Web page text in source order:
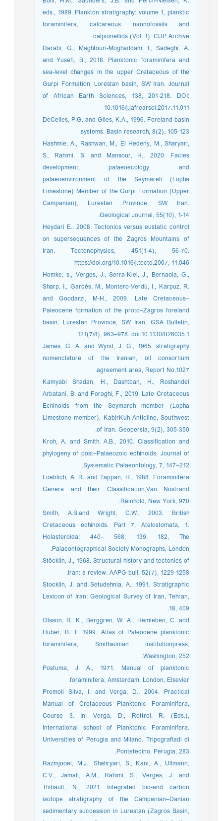
eds., 1989. Plankton stratigraphy: volume 1, planktic
foraminifera, calcareous nannofossils and
calpionellids (Vol. 1). CUP Archive.
Darabi, G., Maghfouri-Moghaddam, I., Sadeghi, A.
and Yusefi, B., 2018. Planktonic foraminifera and
sea-level changes in the upper Cretaceous of the
Gurpi Formation, Lorestan basin, SW Iran. Journal
of African Earth Sciences, 138, 201-218. DOI:
10.1016/j.jafrearsci.2017.11.011
DeCelles, P.G. and Giles, K.A., 1996. Foreland basin
systems. Basin research, 8(2), 105-123.
Hashmie, A., Rashwan, M., El Hedeny, M., Sharyari,
S., Rahimi, S. and Mansour, H., 2020. Facies
development, palaeoecology, and
palaeoenvironment of the Seymareh (Lopha
Limestone) Member of the Gurpi Formation (Upper
Campanian), Lurestan Province, SW Iran.
Geological Journal, 55(10), 1-14.
Heydari E., 2008. Tectonics versus eustatic control
on supersequences of the Zagros Mountains of
Iran. Tectonophysics, 451(1-4), 56-70.
https://doi.org/10.1016/j.tecto.2007, 11.046
Homke, s., Verges, J., Serra-Kiel, J., Bernaola, G.,
Sharp, I., Garcés, M., Montero-Verdú, I., Karpuz, R.
and Goodarzi, M-H., 2009. Late Cretaceous–
Paleocene formation of the proto–Zagros foreland
basin, Lurestan Province, SW Iran, GSA Bulletin,
121(7/8), 963–978. doi:10.1130/B26035.1
James, G. A. and Wynd, J. G., 1965. stratigraphy
nomenclature of the Iranian, oil consortium
agreement area, Report No.1027.
Kamyabi Shadan, H., Dashtban, H., Roshandel
Arbatani, B. and Foroghi, F., 2019. Late Cretaceous
Echinoids from the Seymareh member (Lopha
Limestone member), KabirKuh Anticline, Southwest
of Iran. Geopersia, 9(2), 305-350.
Kroh, A. and Smith, A.B., 2010. Classification and
phylogeny of post–Palaeozoic echinoids. Journal of
Systematic Palaeontology, 7, 147–212.
Loeblich, A. R. and Tappan, H., 1988. Foraminifera
Genera and their Classification,Van Nostrand
Reinhold, New York, 970.
Smith, A.B.and Wright, C.W., 2003. British
Cretaceous echinoids. Part 7, Atelostomata, 1.
Holasteroida: 440– 568, 139. 182, The
Palaeontographical Society Monographs, London.
Stöcklin, J., 1968. Structural history and tectonics of
Iran: a review. AAPG bull. 52(7), 1229-1258.
Stocklin, J. and Setudehnia, A., 1991. Stratigraphic
Lexicon of Iran; Geological Survey of Iran, Tehran,
18, 409.
Olsson, R. K., Berggren, W. A., Hemleben, C. and
Huber, B. T. 1999. Atlas of Paleocene planktonic
foraminifera, Smithsonian institutionpress,
Washington, 252.
Postuma, J. A., 1971. Manual of planktonic
foraminifera, Amsterdam, London, Elsevier.
Premoli Silva, I. and Verga, D., 2004. Practical
Manual of Cretaceous Planktonic Foraminifera,
Course 3. In: Verga, D., Rettroi, R. (Eds.),
International school of Planktonic Foraminifera.
Universities of Perugia and Milano. Tripografiadi di
Pontefecino, Perugia, 283.
Razmjooei, M.J., Shahryari, S., Kani, A., Ullmann,
C.V., Jamali, A.M., Rahimi, S., Verges, J. and
Thibault, N., 2021. Integrated bio-and carbon
isotope stratigraphy of the Campanian–Danian
sedimentary succession in Lurestan (Zagros Basin,